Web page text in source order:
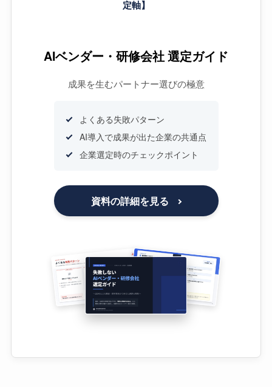
定軸】
AIベンダー・研修会社 選定ガイド
成果を生むパートナー選びの極意
よくある失敗パターン
AI導入で成果が出た企業の共通点
企業選定時のチェックポイント
資料の詳細を見る